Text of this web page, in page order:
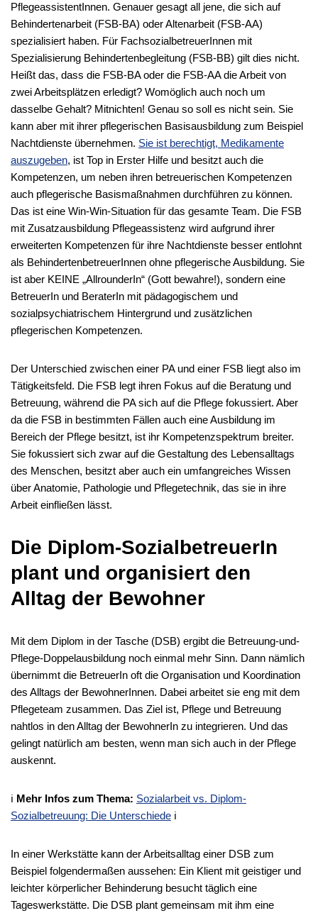
PflegeassistentInnen. Genauer gesagt all jene, die sich auf
Behindertenarbeit (FSB-BA) oder Altenarbeit (FSB-AA)
spezialisiert haben. Für FachsozialbetreuerInnen mit
Spezialisierung Behindertenbegleitung (FSB-BB) gilt dies nicht.
Heißt das, dass die FSB-BA oder die FSB-AA die Arbeit von
zwei Arbeitsplätzen erledigt? Womöglich auch noch um
dasselbe Gehalt? Mitnichten! Genau so soll es nicht sein. Sie
kann aber mit ihrer pflegerischen Basisausbildung zum Beispiel
Nachtdienste übernehmen. Sie ist berechtigt, Medikamente
auszugeben, ist Top in Erster Hilfe und besitzt auch die
Kompetenzen, um neben ihren betreuerischen Kompetenzen
auch pflegerische Basismaßnahmen durchführen zu können.
Das ist eine Win-Win-Situation für das gesamte Team. Die FSB
mit Zusatzausbildung Pflegeassistenz wird aufgrund ihrer
erweiterten Kompetenzen für ihre Nachtdienste besser entlohnt
als BehindertenbetreuerInnen ohne pflegerische Ausbildung. Sie
ist aber KEINE „AllrounderIn“ (Gott bewahre!), sondern eine
BetreuerIn und BeraterIn mit pädagogischem und
sozialpsychiatrischem Hintergrund und zusätzlichen
pflegerischen Kompetenzen.
Der Unterschied zwischen einer PA und einer FSB liegt also im
Tätigkeitsfeld. Die FSB legt ihren Fokus auf die Beratung und
Betreuung, während die PA sich auf die Pflege fokussiert. Aber
da die FSB in bestimmten Fällen auch eine Ausbildung im
Bereich der Pflege besitzt, ist ihr Kompetenzspektrum breiter.
Sie fokussiert sich zwar auf die Gestaltung des Lebensalltags
des Menschen, besitzt aber auch ein umfangreiches Wissen
über Anatomie, Pathologie und Pflegetechnik, das sie in ihre
Arbeit einfließen lässt.
Die Diplom-SozialbetreuerIn
plant und organisiert den
Alltag der Bewohner
Mit dem Diplom in der Tasche (DSB) ergibt die Betreuung-und-
Pflege-Doppelausbildung noch einmal mehr Sinn. Dann nämlich
übernimmt die BetreuerIn oft die Organisation und Koordination
des Alltags der BewohnerInnen. Dabei arbeitet sie eng mit dem
Pflegeteam zusammen. Das Ziel ist, Pflege und Betreuung
nahtlos in den Alltag der BewohnerIn zu integrieren. Und das
gelingt natürlich am besten, wenn man sich auch in der Pflege
auskennt.
ℹ️ Mehr Infos zum Thema: Sozialarbeit vs. Diplom-
Sozialbetreuung: Die Unterschiede ℹ️
In einer Werkstätte kann der Arbeitsalltag einer DSB zum
Beispiel folgendermaßen aussehen: Ein Klient mit geistiger und
leichter körperlicher Behinderung besucht täglich eine
Tageswerkstätte. Die DSB plant gemeinsam mit ihm eine